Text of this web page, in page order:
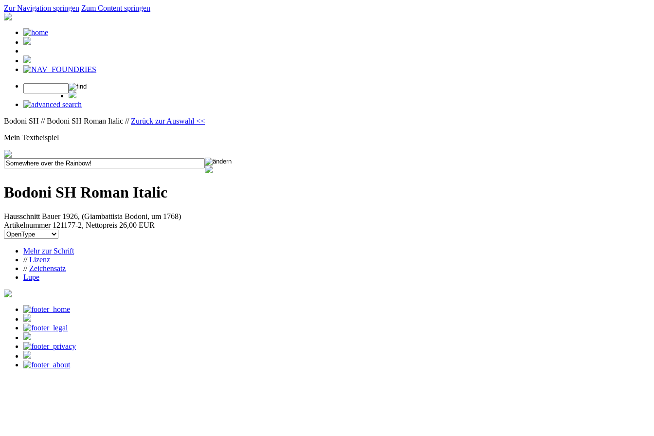
Zur Navigation springen Zum Content springen
Bodoni SH // Bodoni SH Roman Italic // Zurück zur Auswahl <<
Mein Textbeispiel
Bodoni SH Roman Italic
Hausschnitt Bauer 1926, (Giambattista Bodoni, um 1768)
Artikelnummer 121177-2, Nettopreis 26,00 EUR
Mehr zur Schrift
//Lizenz
// Zeichensatz
Lupe